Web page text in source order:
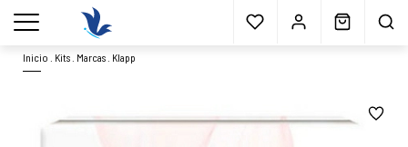
Envío gratisa partir 40€* Muestras gratis Blog
menu
Inicio Kits Marcas Klapp